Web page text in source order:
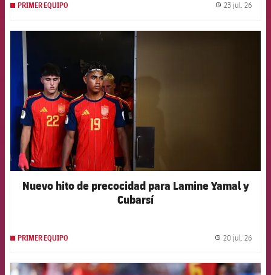
PRIMER EQUIPO 23 jul. 26
FCB Barcelona badge
Nuevo hito de precocidad para Lamine Yamal y
Cubarsí
PRIMER EQUIPO 20 jul. 26
FCB Barcelona badge